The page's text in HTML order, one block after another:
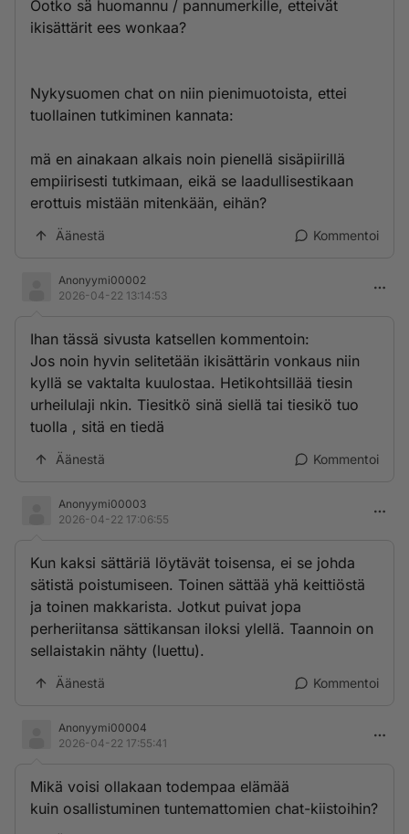
Ootko sä huomannu / pannumerkille, etteivät
ikisättärit ees wonkaa?
Nykysuomen chat on niin pienimuotoista, ettei
tuollainen tutkiminen kannata:
mä en ainakaan alkais noin pienellä sisäpiirillä
empiirisesti tutkimaan, eikä se laadullisestikaan
erottuis mistään mitenkään, eihän?
Äänestä Kommentoi
Anonyymi00002
2026-04-22 13:14:53
Ihan tässä sivusta katsellen kommentoin:
Jos noin hyvin selitetään ikisättärin vonkaus niin
kyllä se vaktalta kuulostaa. Hetikohtsillää tiesin
urheilulaji nkin. Tiesitkö sinä siellä tai tiesikö tuo
tuolla , sitä en tiedä
Äänestä Kommentoi
Anonyymi00003
2026-04-22 17:06:55
Kun kaksi sättäriä löytävät toisensa, ei se johda
sätistä poistumiseen. Toinen sättää yhä keittiöstä
ja toinen makkarista. Jotkut puivat jopa
perheriitansa sättikansan iloksi ylellä. Taannoin on
sellaistakin nähty (luettu).
Äänestä Kommentoi
Anonyymi00004
2026-04-22 17:55:41
Mikä voisi ollakaan todempaa elämää
kuin osallistuminen tuntemattomien chat-kiistoihin?